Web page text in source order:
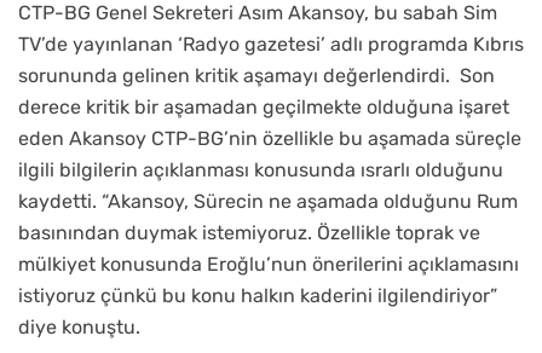
CTP-BG Genel Sekreteri Asım Akansoy, bu sabah Sim
TV’de yayınlanan ‘Radyo gazetesi’ adlı programda Kıbrıs
sorununda gelinen kritik aşamayı değerlendirdi. Son
derece kritik bir aşamadan geçilmekte olduğuna işaret
eden Akansoy CTP-BG’nin özellikle bu aşamada süreçle
ilgili bilgilerin açıklanması konusunda ısrarlı olduğunu
kaydetti. “Akansoy, Sürecin ne aşamada olduğunu Rum
basınından duymak istemiyoruz. Özellikle toprak ve
mülkiyet konusunda Eroğlu’nun önerilerini açıklamasını
istiyoruz çünkü bu konu halkın kaderini ilgilendiriyor”
diye konuştu.